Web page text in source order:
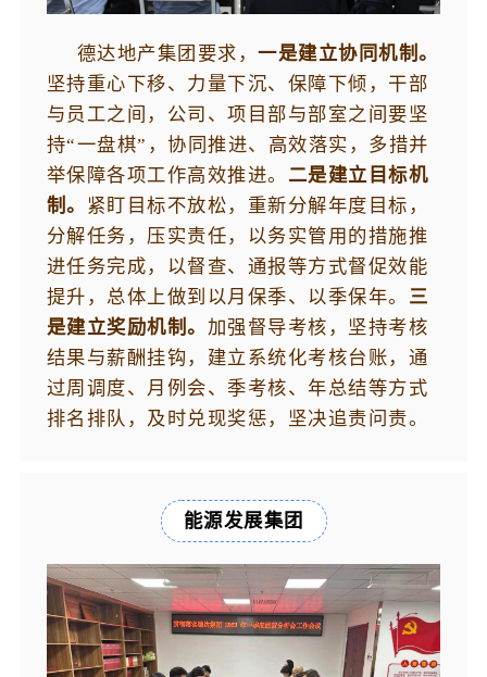
德达地产集团要求，一是建立协同机制。
坚持重心下移、力量下沉、保障下倾，干部
与员工之间，公司、项目部与部室之间要坚
持“一盘棋”，协同推进、高效落实，多措并
举保障各项工作高效推进。 二是建立目标机
制。
紧盯目标不放松，重新分解年度目标，
分解任务，压实责任，以务实管用的措施推
进任务完成，以督查、通报等方式督促效能
提升，总体上做到以月保季、以季保年。 三
是建立奖励机制。 加强督导考核，坚持考核
结果与薪酬挂钩，建立系统化考核台账，通
过周调度、月例会、季考核、年总结等方式
排名排队，及时兑现奖惩，坚决追责问责。
能源发展集团